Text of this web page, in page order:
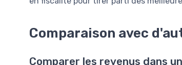
Comparaison avec
Comparer les revenus dans